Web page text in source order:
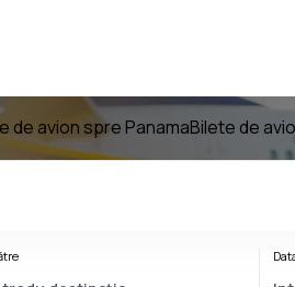
de avion spre PanamaBilete de